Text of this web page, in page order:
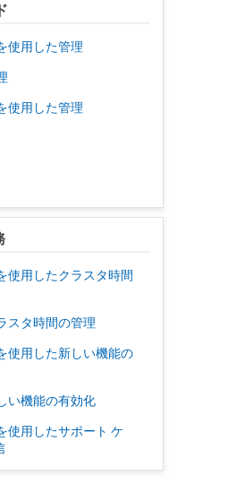
使用した管理
使用した管理
使用したクラスタ時間
スタ時間の管理
使用した新しい機能の
い機能の有効化
使用したサポート ケ